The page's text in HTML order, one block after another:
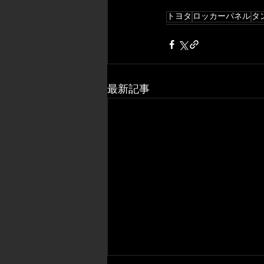
トヨタ ロッカーパネル タ
最新記事